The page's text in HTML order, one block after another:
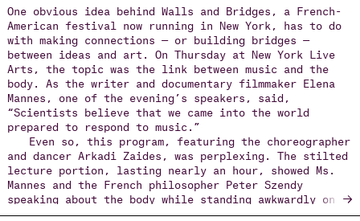
One obvious idea behind Walls and Bridges, a French-
American festival now running in New York, has to do
with making connections — or building bridges —
between ideas and art. On Thursday at New York Live
Arts, the topic was the link between music and the
body. As the writer and documentary filmmaker Elena
Mannes, one of the evening’s speakers, said,
“Scientists believe that we came into the world
prepared to respond to music.”
Even so, this program, featuring the choreographer
and dancer Arkadi Zaides, was perplexing. The stilted
lecture portion, lasting nearly an hour, showed Ms.
Mannes and the French philosopher Peter Szendy
speaking about the body while standing awkwardly on
the large, lonely stage.
→